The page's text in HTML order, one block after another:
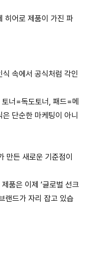
히어로 제품이 가진 파
속에서 공식처럼 각인
토너=독도토너, 패드=메
단순한 마케팅이 아니
만든 새로운 기준점이
품은 이제 ‘글로벌 선크
랜드가 자리 잡고 있습